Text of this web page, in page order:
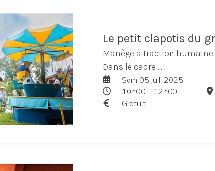
Le petit clapotis du
Manège à traction humaine
Dans le cadre ...
Sam 05 juil. 2025
10h00 - 12h00
Gratuit